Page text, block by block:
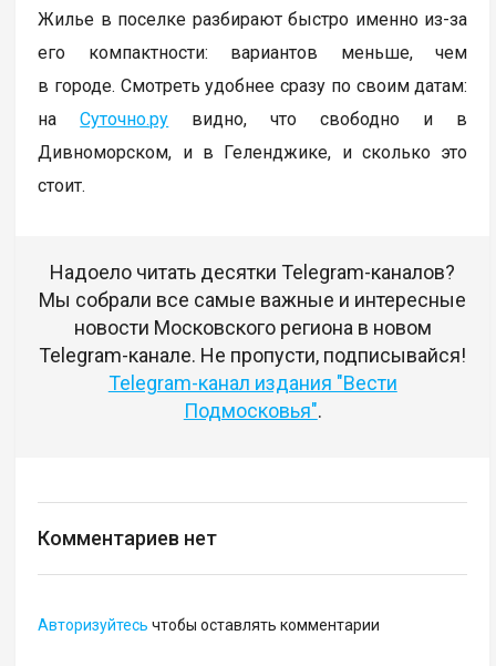
Жилье в поселке разбирают быстро именно из-за
его компактности: вариантов меньше, чем
в городе. Смотреть удобнее сразу по своим датам:
наСуточно.ру видно, что свободно и в
Дивноморском, и в Геленджике, и сколько это
стоит.
Надоело читать десятки Telegram-каналов?
Мы собрали все самые важные и интересные
новости Московского региона в новом
Telegram-канале. Не пропусти, подписывайся!
Telegram-канал издания "Вести
Подмосковья".
Комментариев нет
Авторизуйтесь чтобы оставлять комментарии